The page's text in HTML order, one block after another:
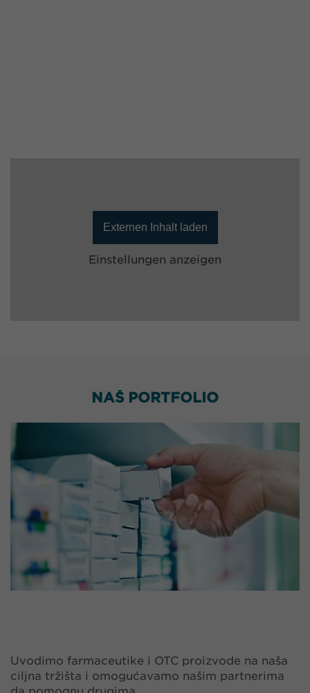
Externen Inhalt laden
Einstellungen anzeigen
NAŠ PORTFOLIO
Uvodimo farmaceutike i OTC proizvode na naša
ciljna tržišta i omogućavamo našim partnerima